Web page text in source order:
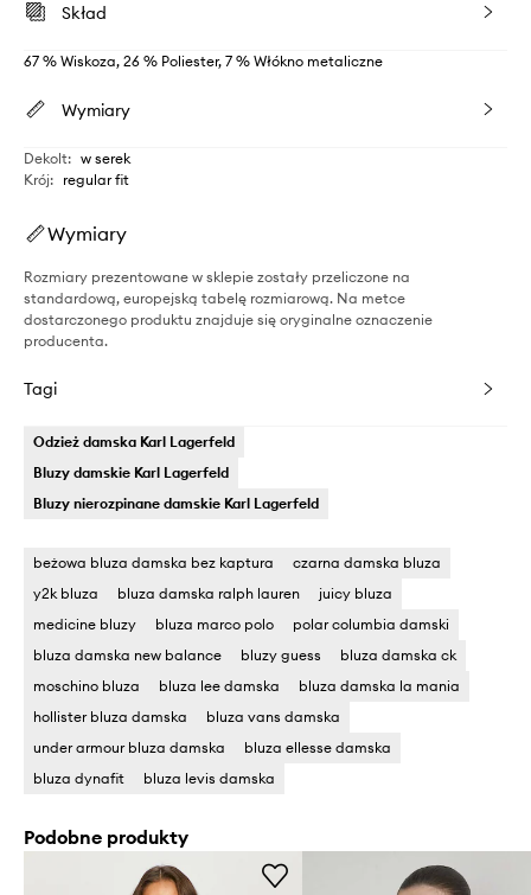
Skład
67 % Wiskoza, 26 % Poliester, 7 % Włókno metaliczne
Wymiary
Dekolt: w serek
Krój: regular fit
Wymiary
Rozmiary prezentowane w sklepie zostały przeliczone na
standardową, europejską tabelę rozmiarową. Na metce
dostarczonego produktu znajduje się oryginalne oznaczenie
producenta.
Tagi
Odzież damska Karl Lagerfeld
Bluzy damskie Karl Lagerfeld
Bluzy nierozpinane damskie Karl Lagerfeld
beżowa bluza damska bez kaptura
czarna damska bluza
y2k bluza
bluza damska ralph lauren
juicy bluza
medicine bluzy
bluza marco polo
polar columbia damski
bluza damska new balance
bluzy guess
bluza damska ck
moschino bluza
bluza lee damska
bluza damska la mania
hollister bluza damska
bluza vans damska
under armour bluza damska
bluza ellesse damska
bluza dynafit
bluza levis damska
Podobne produkty